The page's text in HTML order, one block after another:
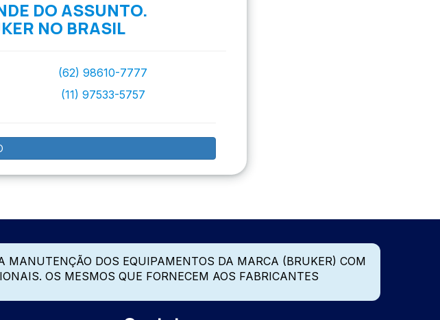
DO ASSUNTO.
NO BRASIL
(62) 98610-7777
(11) 97533-5757
DOS EQUIPAMENTOS DA MARCA (BRUKER) COM
OS MESMOS QUE FORNECEM AOS FABRICANTES